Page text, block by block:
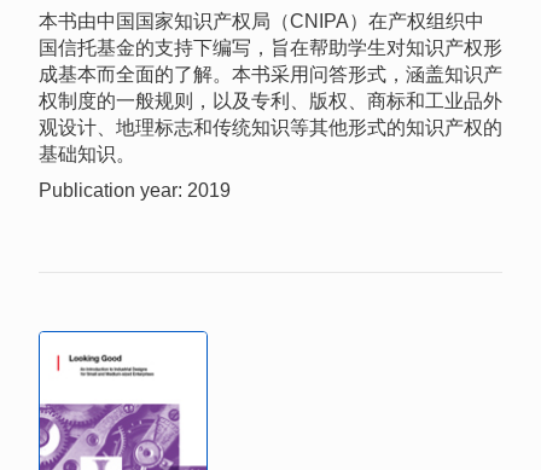
本书由中国国家知识产权局（CNIPA）在产权组织中
国信托基金的支持下编写，旨在帮助学生对知识产权形
成基本而全面的了解。本书采用问答形式，涵盖知识产
权制度的一般规则，以及专利、版权、商标和工业品外
观设计、地理标志和传统知识等其他形式的知识产权的
基础知识。
Publication year: 2019